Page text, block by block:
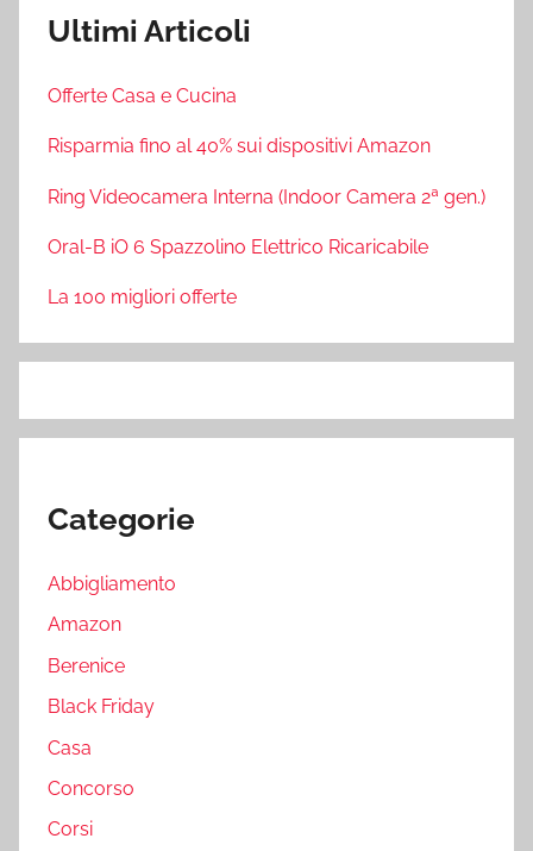
Ultimi Articoli
Offerte Casa e Cucina
Risparmia fino al 40% sui dispositivi Amazon
Ring Videocamera Interna (Indoor Camera 2ª gen.)
Oral-B iO 6 Spazzolino Elettrico Ricaricabile
La 100 migliori offerte
Categorie
Abbigliamento
Amazon
Berenice
Black Friday
Casa
Concorso
Corsi